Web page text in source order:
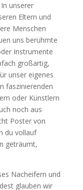
unserer
Eltern und
Menschen
uns berühmte
Instrumente
großartig,
unser eigenes
faszinierenden
oder Künstlern
noch aus
Poster von
du vollauf
geträumt,
Nacheifern und
glauben wir